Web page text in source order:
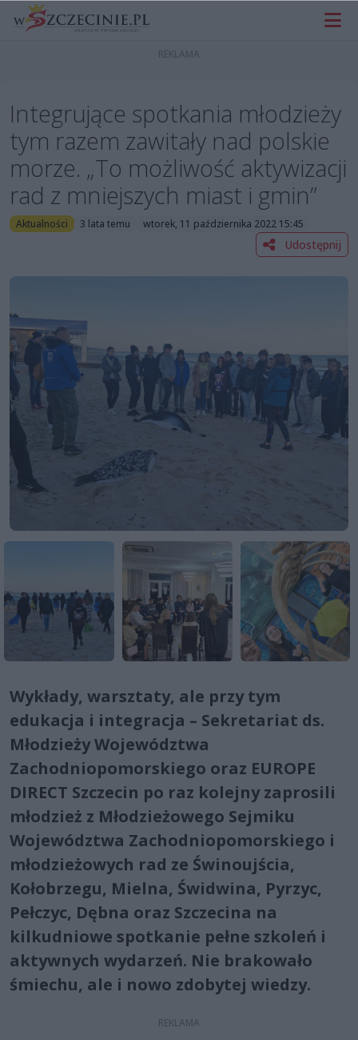
Integrujące spotkania młodzieży
tym razem zawitały nad polskie
morze. „To możliwość aktywizacji
rad z mniejszych miast i gmin”
Aktualności 3 lata temu wtorek, 11 października 2022 15:45
Udostępnij
Wykłady, warsztaty, ale przy tym
edukacja i integracja – Sekretariat ds.
Młodzieży Województwa
Zachodniopomorskiego oraz EUROPE
DIRECT Szczecin po raz kolejny zaprosili
młodzież z Młodzieżowego Sejmiku
Województwa Zachodniopomorskiego i
młodzieżowych rad ze Świnoujścia,
Kołobrzegu, Mielna, Świdwina, Pyrzyc,
Pełczyc, Dębna oraz Szczecina na
kilkudniowe spotkanie pełne szkoleń i
aktywnych wydarzeń. Nie brakowało
śmiechu, ale i nowo zdobytej wiedzy.